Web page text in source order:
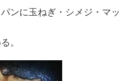
ンに玉ねぎ・シメジ・マッ
。